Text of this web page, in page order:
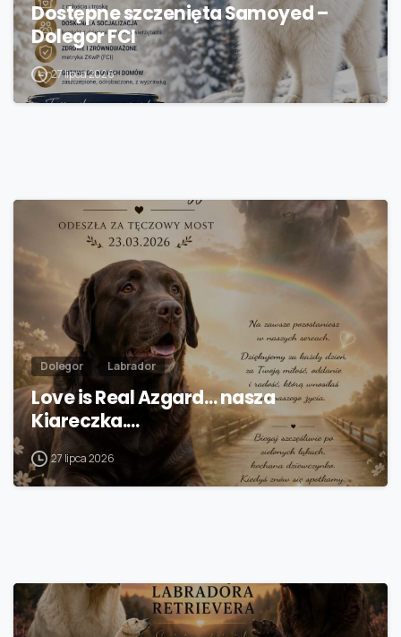
Dostępne szczenięta Samoyed –
Dolegor FCI
27 lipca 2026
Dolegor Labrador
Love is Real Azgard… nasza
Kiareczka.…
27 lipca 2026